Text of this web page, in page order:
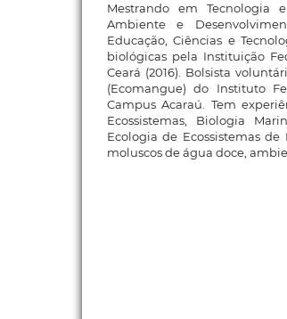
Mestrando em Tecnologia
Ambiente e
Educação, Ciências e
biológicas pela Instituição
Ceará (2016). Bolsista
(Ecomangue) do Instituto
Campus Acaraú. Tem
Ecossistemas, Biologia
Ecologia de Ecossistemas
moluscos de água doce,